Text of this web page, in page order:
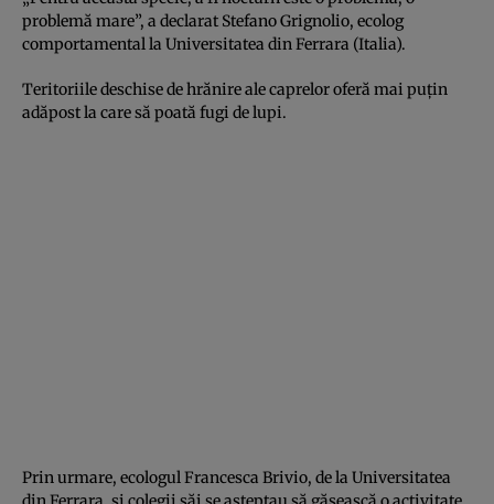
problemă mare”, a declarat Stefano Grignolio, ecolog
comportamental la Universitatea din Ferrara (Italia).
Teritoriile deschise de hrănire ale caprelor oferă mai puțin
adăpost la care să poată fugi de lupi.
Prin urmare, ecologul Francesca Brivio, de la Universitatea